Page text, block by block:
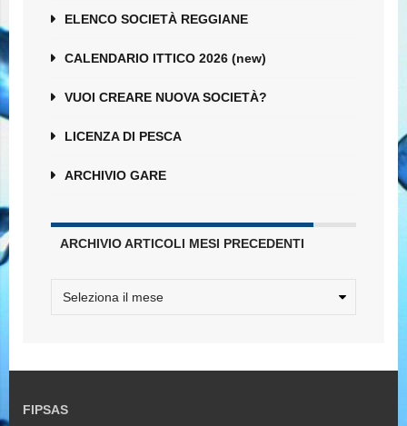
ELENCO SOCIETÀ REGGIANE
CALENDARIO ITTICO 2026 (new)
VUOI CREARE NUOVA SOCIETÀ?
LICENZA DI PESCA
ARCHIVIO GARE
ARCHIVIO ARTICOLI MESI PRECEDENTI
FIPSAS